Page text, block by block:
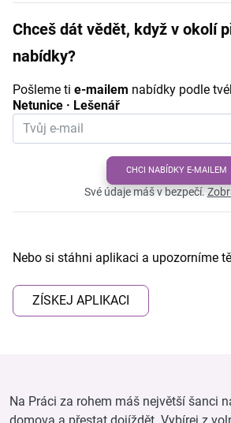
Chceš dát vědět, když v okolí
nabídky?
Pošleme ti e-mailem nabídky podle
Netunice · Lešenář
CHCI NABÍDKY E-MAILEM
Své údaje máš v bezpečí.
Nebo si stáhni aplikaci a upozorníme
ZÍSKEJ APLIKACI
Na Práci za rohem máš největší šanci
domova a přestat dojíždět. Vybírej z